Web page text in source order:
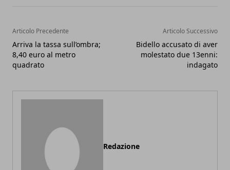
Articolo Precedente
Arriva la tassa sull’ombra;
8,40 euro al metro
quadrato
Articolo Successivo
Bidello accusato di aver
molestato due 13enni:
indagato
Redazione